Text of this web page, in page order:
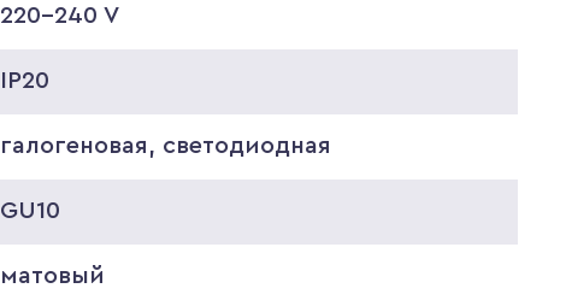
220-240 V
IP20
галогеновая, светодиодная
GU10
матовый